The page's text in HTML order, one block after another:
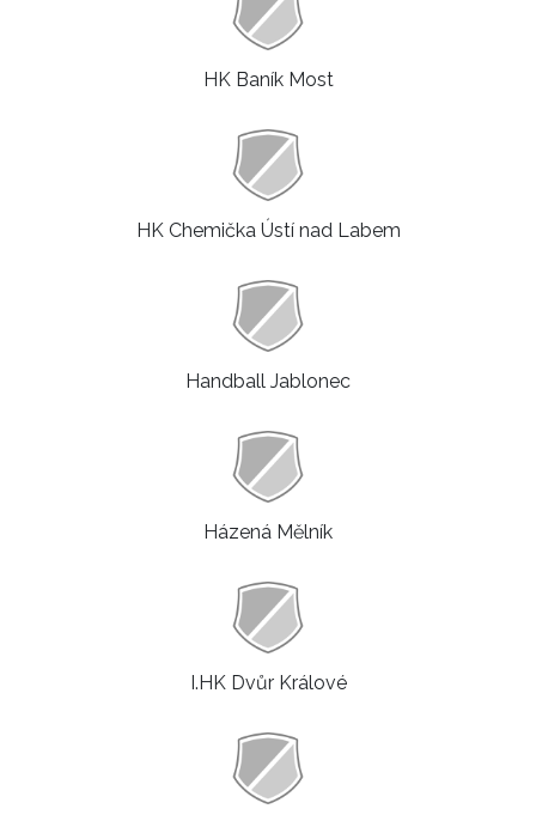
HK Baník Most
HK Chemička Ústí nad Labem
Handball Jablonec
Házená Mělník
I.HK Dvůr Králové